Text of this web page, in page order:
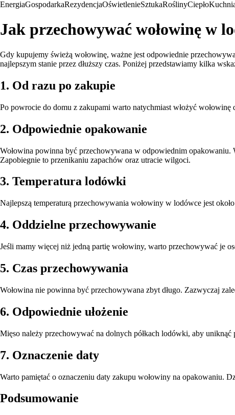
EnergiaGospodarkaRezydencjaOświetlenieSztukaRoślinyCiepło
Jak przechowywać wołowinę w
Gdy kupujemy świeżą wołowinę, ważne jest odpowiednie
najlepszym stanie przez dłuższy czas. Poniżej przedstawiamy kilka
1. Od razu po zakupie
Po powrocie do domu z zakupami warto natychmiast włożyć
2. Odpowiednie opakowanie
Wołowina powinna być przechowywana w odpowiednim
Zapobiegnie to przenikaniu zapachów oraz utracie wilgoci.
3. Temperatura lodówki
Najlepszą temperaturą przechowywania wołowiny w lodówce jest
4. Oddzielne przechowywanie
Jeśli mamy więcej niż jedną partię wołowiny, warto przechowywać je
5. Czas przechowywania
Wołowina nie powinna być przechowywana zbyt długo. Zazwyczaj
6. Odpowiednie ułożenie
Mięso należy przechowywać na dolnych półkach lodówki, aby
7. Oznaczenie daty
Warto pamiętać o oznaczeniu daty zakupu wołowiny na opakowaniu.
Podsumowanie